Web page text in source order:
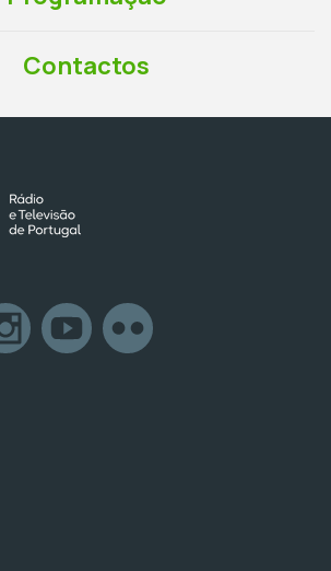
Contactos